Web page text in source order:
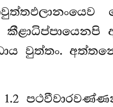
වුත්තං.